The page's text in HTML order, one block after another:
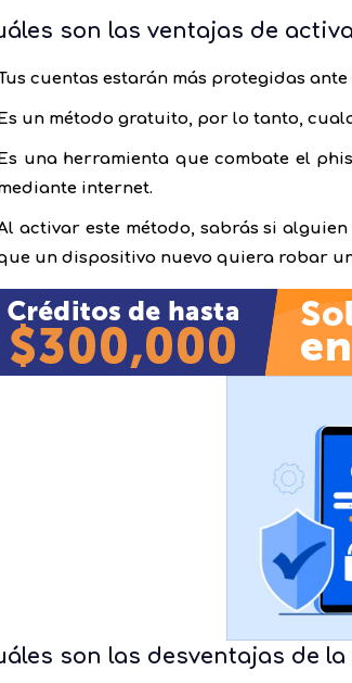
son las ventajas de
cuentas estarán más protegidas
un método gratuito, por lo tanto,
una herramienta que combate el
internet.
activar este método, sabrás si
un dispositivo nuevo quiera robar
son las desventajas de